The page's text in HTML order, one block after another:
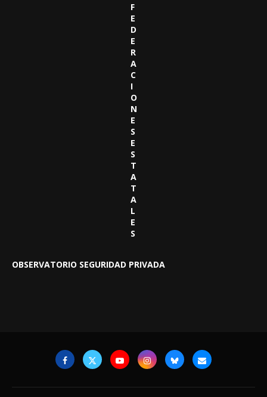
F
E
D
E
R
A
C
I
O
N
E
S
E
S
T
A
T
A
L
E
S
OBSERVATORIO SEGURIDAD PRIVADA